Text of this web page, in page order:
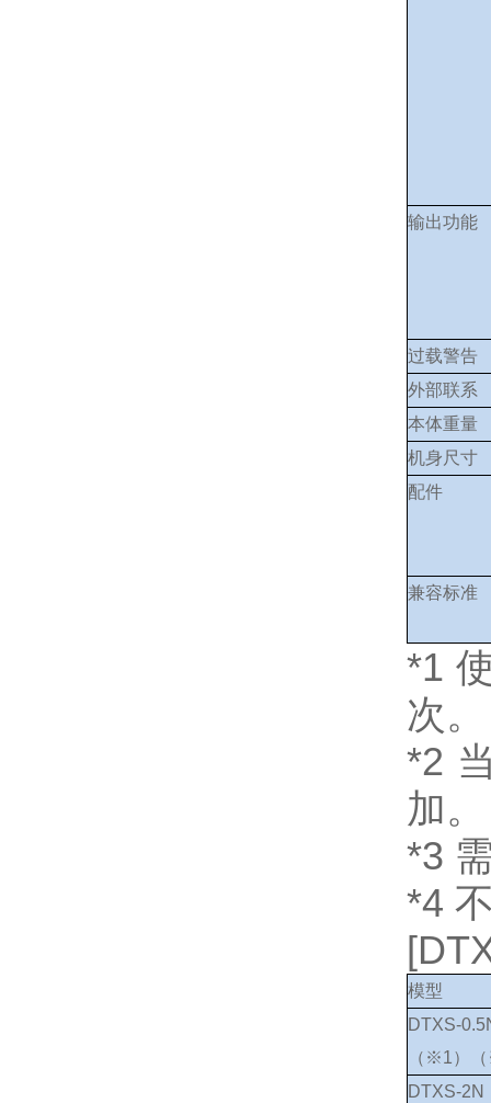
输出功能
过载警告
外部联系
本体重量
机身尺寸
配件
兼容标准
*1
次
*2
加。
*3
*4
模型
DTXS-
（※1）
DTXS-2N